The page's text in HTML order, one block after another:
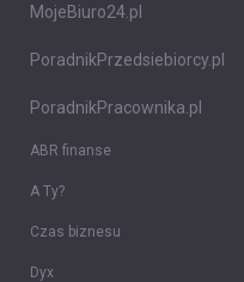
MojeBiuro24.pl
PoradnikPrzedsiebiorcy.pl
PoradnikPracownika.pl
ABR finanse
A Ty?
Czas biznesu
Dyx